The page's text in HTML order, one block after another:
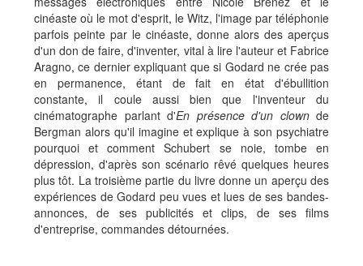
cinéaste où le mot d'esprit, le Witz, l'image par téléphonie
parfois peinte par le cinéaste, donne alors des aperçus
d'un don de faire, d'inventer, vital à lire l'auteur et Fabrice
Aragno, ce dernier expliquant que si Godard ne crée pas
en permanence, étant de fait en état d'ébullition
constante, il coule aussi bien que l'inventeur du
cinématographe parlant d'En présence d'un clown de
Bergman alors qu'il imagine et explique à son psychiatre
pourquoi et comment Schubert se noie, tombe en
dépression, d'après son scénario rêvé quelques heures
plus tôt. La troisième partie du livre donne un aperçu des
expériences de Godard peu vues et lues de ses bandes-
annonces, de ses publicités et clips, de ses films
d'entreprise, commandes détournées.